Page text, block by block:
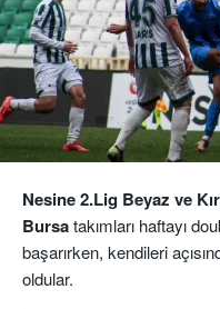
Nesine 2.Lig Beyaz ve
Bursatakımları haftayı
başarırken, kendileri
oldular.